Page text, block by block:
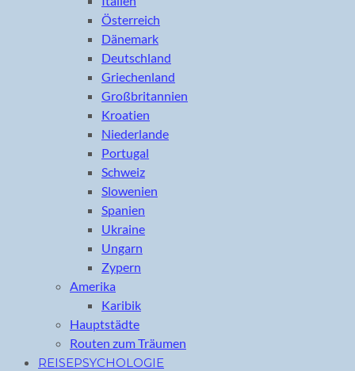
Österreich
Dänemark
Deutschland
Griechenland
Großbritannien
Kroatien
Niederlande
Portugal
Schweiz
Slowenien
Spanien
Ukraine
Ungarn
Zypern
Amerika
Karibik
Hauptstädte
Routen zum Träumen
REISEPSYCHOLOGIE